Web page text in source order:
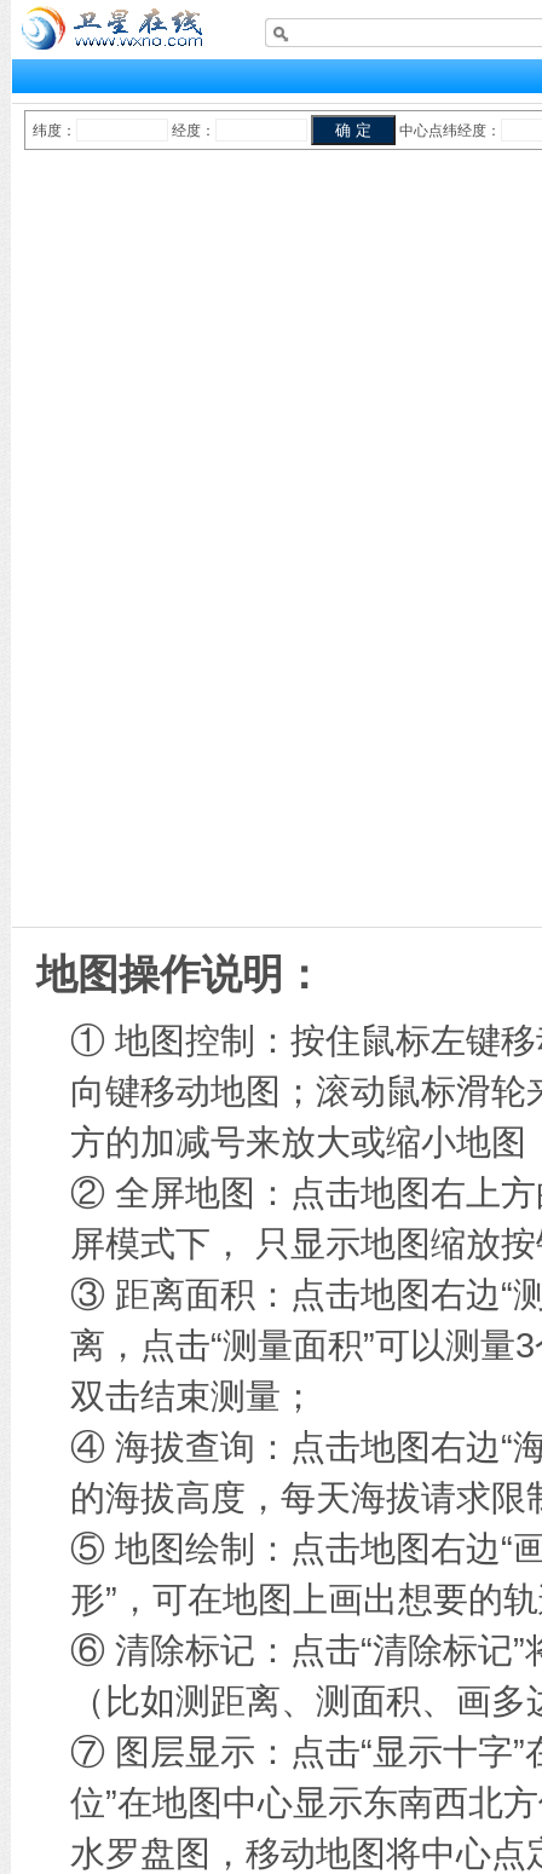
纬度： 经度： 中心点纬经度：
地图操作说明：
① 地图控制：按住鼠标左键
向键移动地图；滚动鼠标滑
方的加减号来放大或缩小地图
② 全屏地图：点击地图右上方
屏模式下， 只显示地图缩放
③ 距离面积：点击地图右边“
离，点击“测量面积”可以测量
双击结束测量；
④ 海拔查询：点击地图右边“
的海拔高度，每天海拔请求
⑤ 地图绘制：点击地图右边“画
形”，可在地图上画出想要的
⑥ 清除标记：点击“清除标记
（比如测距离、测面积、画多
⑦ 图层显示：点击“显示十字”
位”在地图中心显示东南西北
水罗盘图，移动地图将中心